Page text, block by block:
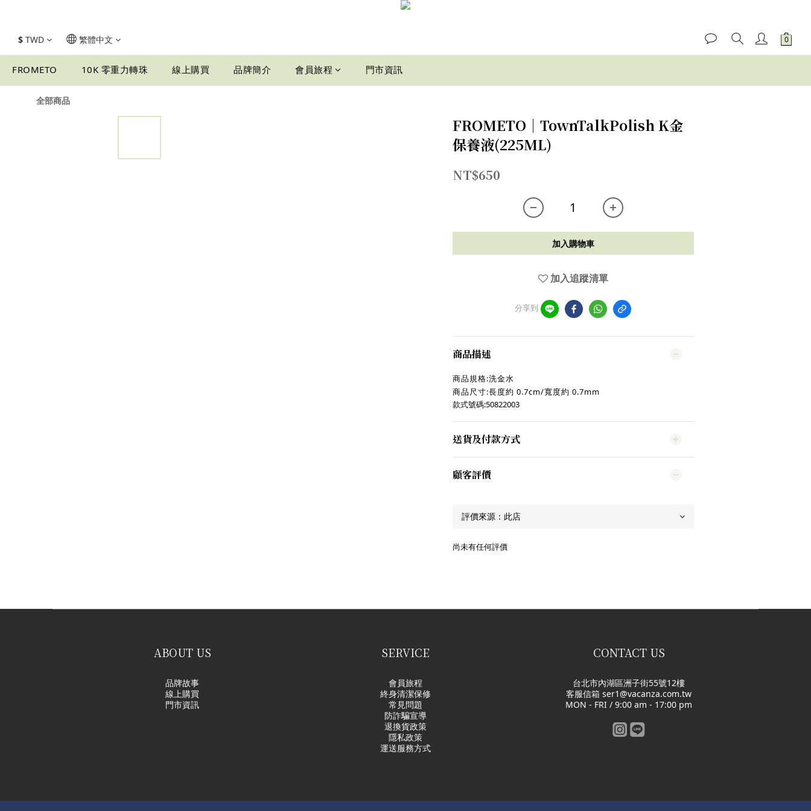
$ TWD 繁體中文
FROMETO 10K 零重力轉珠 線上購買 品牌簡介 會員旅程 門市資訊
全部商品
FROMETO｜TownTalkPolish K金
保養液(225ML)
NT$650
加入購物車
加入追蹤清單
分享到
商品描述
商品規格:洗金水
商品尺寸:長度約 0.7cm/寬度約 0.7mm
款式號碼:50822003
送貨及付款方式
顧客評價
尚未有任何評價
ABOUT US
品牌故事
線上購買
門市資訊
SERVICE
會員旅程
終身清潔保修
常見問題
防詐騙宣導
退換貨政策
隱私政策
運送服務方式
CONTACT US
台北市內湖區洲子街55號12樓
客服信箱 ser1@vacanza.com.tw
MON - FRI / 9:00 am - 17:00 pm